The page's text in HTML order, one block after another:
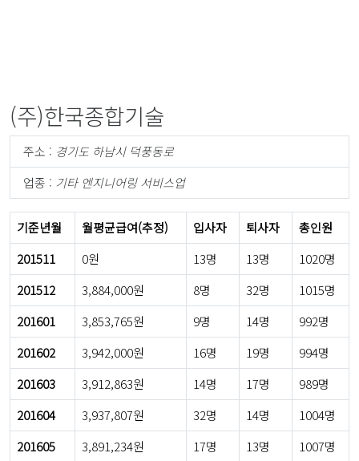
(주)한국종합기술
주소 : 경기도 하남시 덕풍동로
업종 : 기타 엔지니어링 서비스업
기준년월 월평균급여(추정) 입사자 퇴사자
총인원
201511
0원 13명 13명
1020명
201512
3,884,000원 8명 32명
1015명
201601
3,853,765원 9명 14명
992명
201602
3,942,000원 16명 19명
994명
201603
3,912,863원 14명 17명
989명
201604
3,937,807원 32명 14명
1004명
201605
3,891,234원 17명 13명
1007명